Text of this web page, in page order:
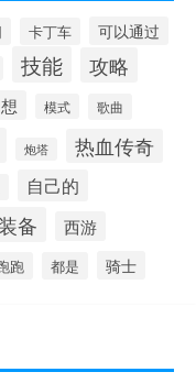
卡丁车 可以通过
技能 攻略
模式 歌曲
炮塔 热血传奇
自己的
装备 西游
跑 都是 骑士